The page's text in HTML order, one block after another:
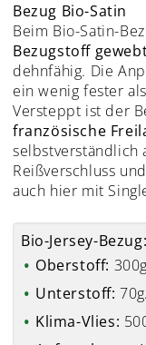
Bezug Bio-Satin
Beim Bio-Satin-
Bezugstoff
dehnfähig. Die
ein wenig fester
Versteppt ist der
französische
selbstverständlich
Reißverschluss
auch hier mit
Bio-Jersey-Bezug:
Oberstoff:
Unterstoff:
Klima-Vlies: